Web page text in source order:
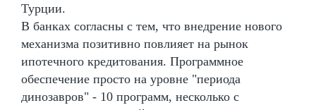
Турции.
В банках согласны с тем, что внедрение нового
механизма позитивно повлияет на рынок
ипотечного кредитования. Программное
обеспечение просто на уровне "периода
динозавров" - 10 программ, несколько с